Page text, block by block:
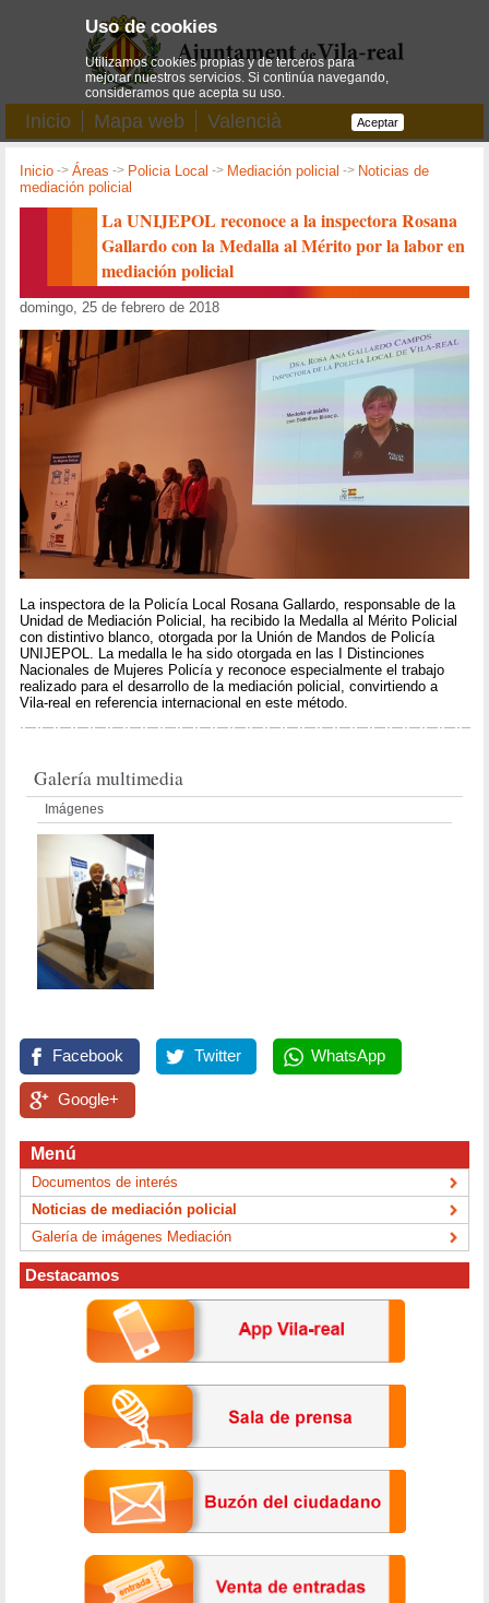
Inicio Mapa web Valencià
Inicio ->Áreas -> Policia Local -> Mediación policial -> Noticias de
mediación policial
La UNIJEPOL reconoce a la inspectora Rosana
Gallardo con la Medalla al Mérito por la labor en
mediación policial
domingo, 25 de febrero de 2018
La inspectora de la Policía Local Rosana Gallardo, responsable de la
Unidad de Mediación Policial, ha recibido la Medalla al Mérito Policial
con distintivo blanco, otorgada por la Unión de Mandos de Policía
UNIJEPOL. La medalla le ha sido otorgada en las I Distinciones
Nacionales de Mujeres Policía y reconoce especialmente el trabajo
realizado para el desarrollo de la mediación policial, convirtiendo a
Vila-real en referencia internacional en este método.
Galería multimedia
Imágenes
Facebook Twitter WhatsApp
Google+
Menú
Documentos de interés
Noticias de mediación policial
Galería de imágenes Mediación
Destacamos
Uso de cookies
Utilizamos cookies propias y de terceros para
mejorar nuestros servicios. Si continúa navegando,
consideramos que acepta su uso.
Aceptar